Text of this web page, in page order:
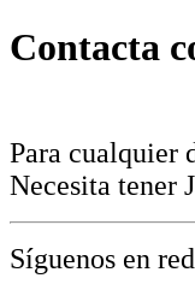
Contacta
Para cualquier
Necesita tener
Síguenos en